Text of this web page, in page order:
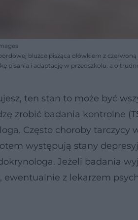
bluzce pisząca ołówkiem z
pisania i adaptację w przedszkolu, a o
ten stan to może być
zrobić badania kontrolne (
Często choroby tarczycy
występują stany
Jeżeli badania
ewentualnie z lekarzem